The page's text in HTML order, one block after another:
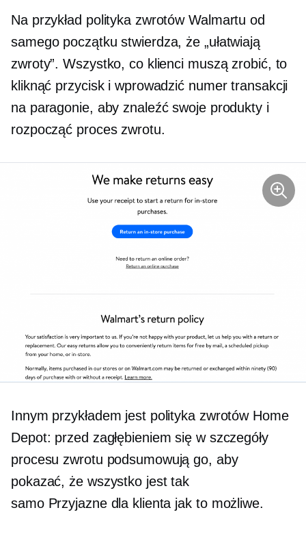
Na przykład polityka zwrotów Walmartu od
samego początku stwierdza, że ​​„ułatwiają
zwroty”. Wszystko, co klienci muszą zrobić, to
kliknąć przycisk i wprowadzić numer transakcji
na paragonie, aby znaleźć swoje produkty i
rozpocząć proces zwrotu.
Innym przykładem jest polityka zwrotów Home
Depot: przed zagłębieniem się w szczegóły
procesu zwrotu podsumowują go, aby
pokazać, że wszystko jest tak
samo Przyjazne dla klienta jak to możliwe.